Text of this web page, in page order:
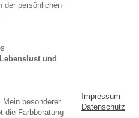
der persönlichen
und
Mein besonderer
die Farbberatung
mpressum
Datenschutz